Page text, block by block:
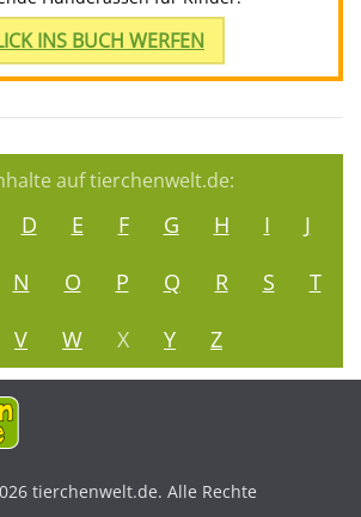
INS BUCH WERFEN
auf tierchenwelt.de:
D E F G H I
J
N O P Q R S
T
V W X Y Z
tierchenwelt.de. Alle Rechte